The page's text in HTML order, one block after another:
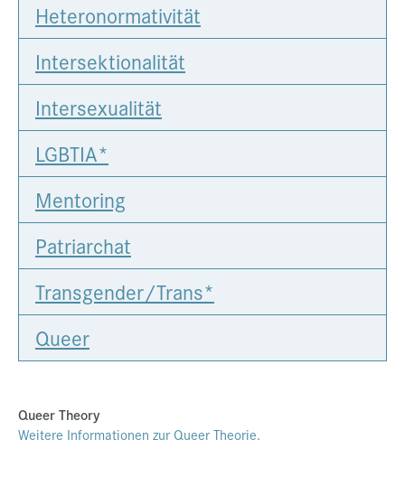
Heteronormativität
Intersektionalität
Intersexualität
LGBTIA*
Mentoring
Patriarchat
Transgender/Trans*
Queer
Queer Theory
Weitere Informationen zur Queer Theorie.